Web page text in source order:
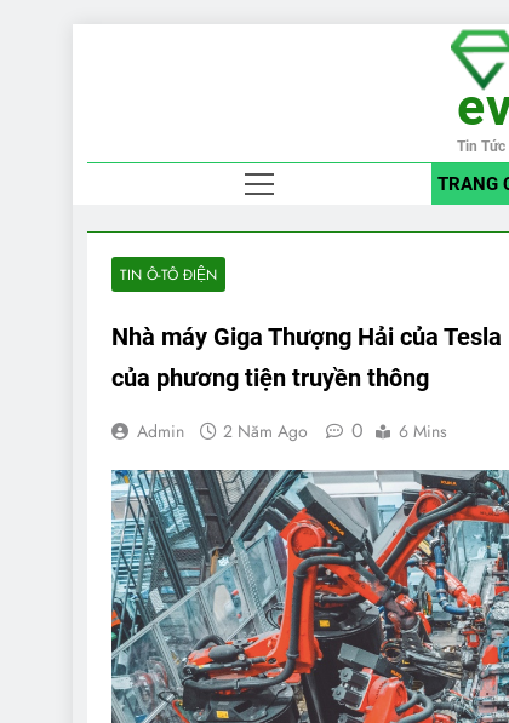
Tin Tức
TRANG
TIN Ô-TÔ ĐIỆN
Nhà máy Giga Thượng Hải của
của phương tiện truyền thông
Admin 2 Năm Ago 0 6 Mins